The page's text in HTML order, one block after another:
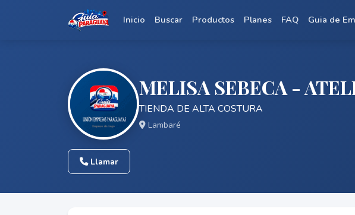
Inicio Buscar Productos Planes FAQ Guia de
MELISA SEBECA -
TIENDA DE ALTA COSTURA
Lambaré
Llamar